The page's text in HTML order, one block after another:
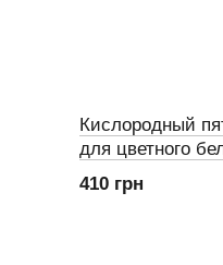
Кислородный
для цветного
Power 300 мл
410 грн